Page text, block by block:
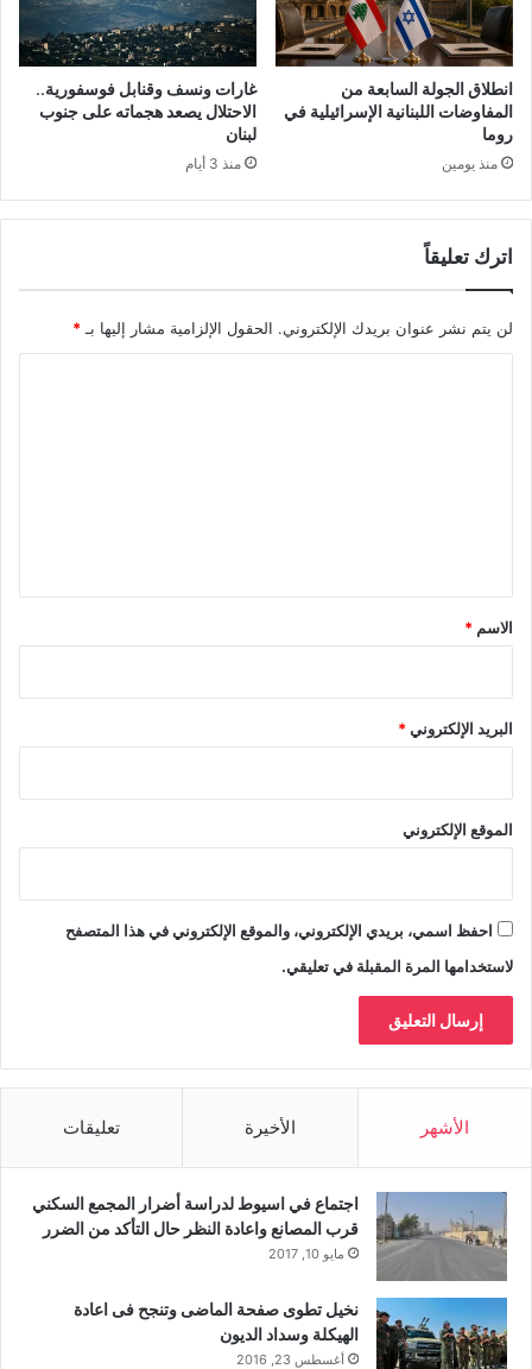
انطلاق الجولة السابعة من
المفاوضات اللبنانية الإسرائيلية في
روما
منذ يومين
غارات ونسف وقنابل فوسفورية..
الاحتلال يصعد هجماته على جنوب
لبنان
منذ 3 أيام
اترك تعليقاً
لن يتم نشر عنوان بريدك الإلكتروني. الحقول الإلزامية مشار إليها بـ *
*
الاسم *
البريد الإلكتروني*
الموقع الإلكتروني
احفظ اسمي، بريدي الإلكتروني، والموقع الإلكتروني في هذا المتصفح
لاستخدامها المرة المقبلة في تعليقي.
الأشهر الأخيرة تعليقات
اجتماع في اسيوط لدراسة أضرار المجمع السكني
قرب المصانع واعادة النظر حال التأكد من الضرر
مايو 10, 2017
نخيل تطوى صفحة الماضى وتنجح فى اعادة
الهيكلة وسداد الديون
أغسطس 23, 2016